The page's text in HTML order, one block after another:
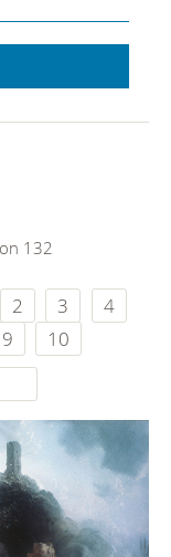
132
2 3
4
9
10